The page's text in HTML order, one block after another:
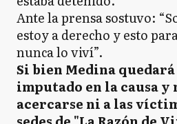
Ante la prensa sostuvo:
estoy a derecho y esto
nunca lo viví”.
Si bien Medina
imputado en la causa y
acercarse ni a las